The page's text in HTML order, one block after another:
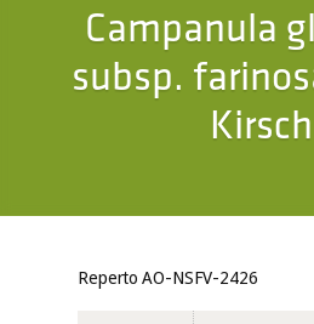
Campanula
subsp.
Reperto AO-NSFV-2426